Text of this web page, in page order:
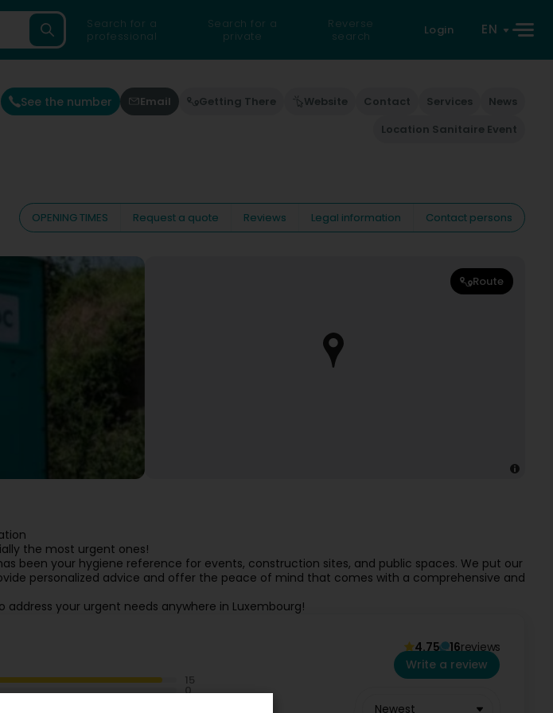
Search for a
professional
Search for a
private
Reverse
search
Login EN
See the number Email Getting There Website Contact Services
News
Location Sanitaire Event
OPENING TIMES Request a quote Reviews Legal information
Contact persons
Route
the most urgent ones!
been your hygiene reference for events, construction sites, and public spaces. We put our
personalized advice and offer the peace of mind that comes with a comprehensive and
address your urgent needs anywhere in Luxembourg!
4.75 16reviews
Write a review
Newest